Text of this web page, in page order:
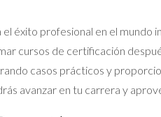
el éxito profesional en el
cursos de certificación
casos prácticos y
avanzar en tu carrera y